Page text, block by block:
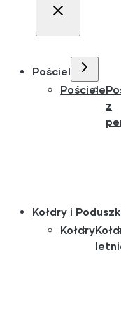
Pościel
Pościele
z
Kołdry i
Kołdry